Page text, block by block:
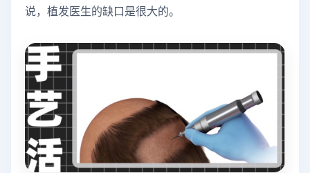
说，植发医生的缺口是很大的。